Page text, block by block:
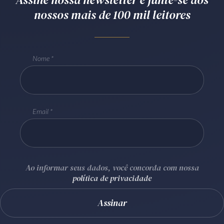
Receba por RSS
Batel Curitiba/PR CEP80240-000
nossos mais de 100 mil leitores
Nome
Email
Ao informar seus dados, você concorda com nossa
política de privacidade